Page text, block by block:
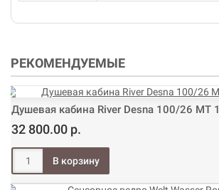
РЕКОМЕНДУЕМЫЕ
Душевая кабина River Desna 100/26 МТ
32 800.00 р.